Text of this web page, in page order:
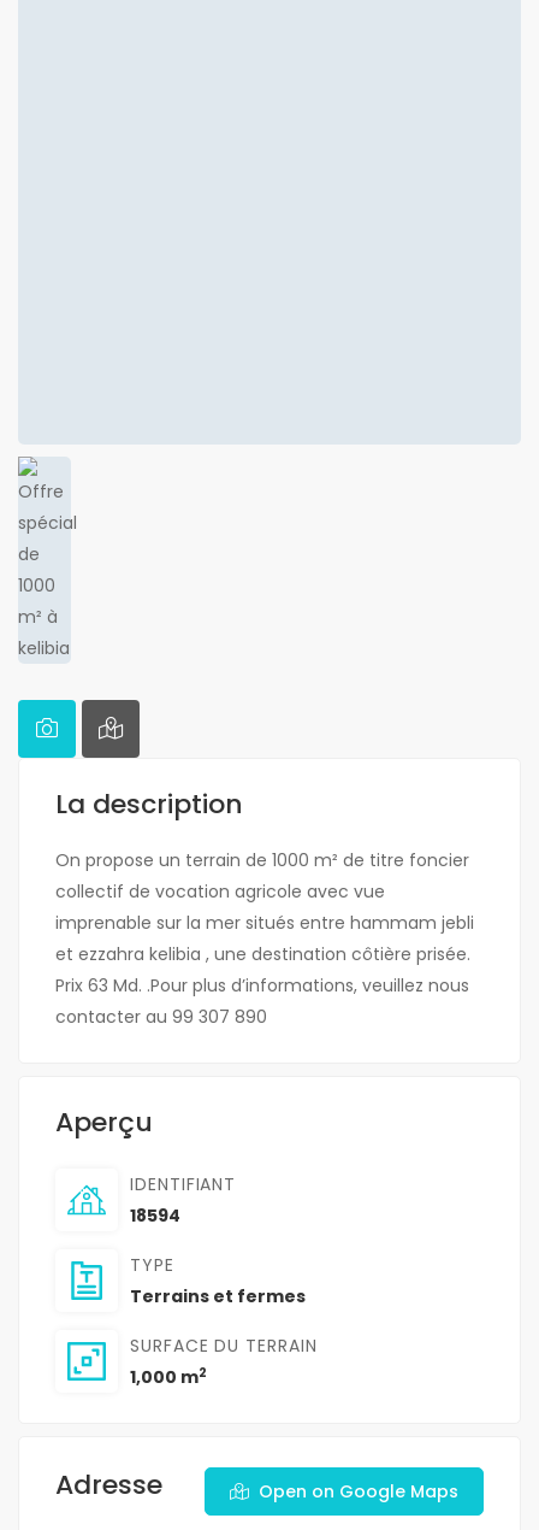
La description
On propose un terrain de 1000 m² de titre foncier
collectif de vocation agricole avec vue
imprenable sur la mer situés entre hammam jebli
et ezzahra kelibia , une destination côtière prisée.
Prix 63 Md. .Pour plus d’informations, veuillez nous
contacter au 99 307 890
Aperçu
IDENTIFIANT
18594
TYPE
Terrains et fermes
SURFACE DU TERRAIN
1,000 m2
Adresse Open on Google Maps